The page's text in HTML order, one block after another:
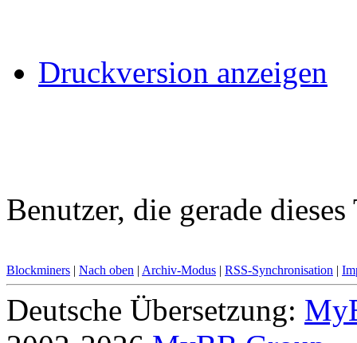
Druckversion anzeigen
Benutzer, die gerade
Blockminers | Nach oben | Archiv-Modus | RSS-Synchronisation |
Deutsche Übersetzung: